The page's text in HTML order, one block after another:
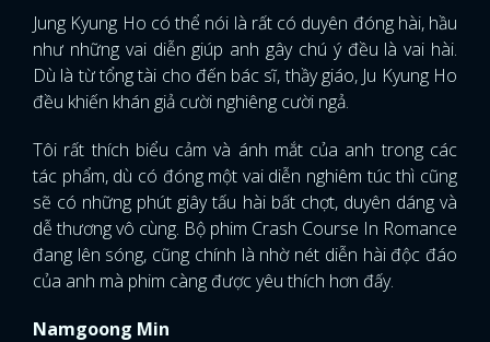
Jung Kyung Ho có thể nói là rất có duyên đóng hài, hầu
như những vai diễn giúp anh gây chú ý đều là vai hài.
Dù là từ tổng tài cho đến bác sĩ, thầy giáo, Ju Kyung Ho
đều khiến khán giả cười nghiêng cười ngả.
Tôi rất thích biểu cảm và ánh mắt của anh trong các
tác phẩm, dù có đóng một vai diễn nghiêm túc thì cũng
sẽ có những phút giây tấu hài bất chợt, duyên dáng và
dễ thương vô cùng. Bộ phim Crash Course In Romance
đang lên sóng, cũng chính là nhờ nét diễn hài độc đáo
của anh mà phim càng được yêu thích hơn đấy.
Namgoong Min